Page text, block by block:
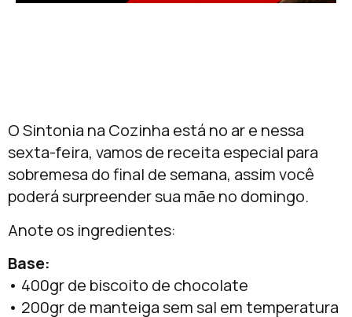
O Sintonia na Cozinha está no ar e nessa
sexta-feira, vamos de receita especial para
sobremesa do final de semana, assim você
poderá surpreender sua mãe no domingo.
Anote os ingredientes:
Base:
• 400gr de biscoito de chocolate
• 200gr de manteiga sem sal em temperatura